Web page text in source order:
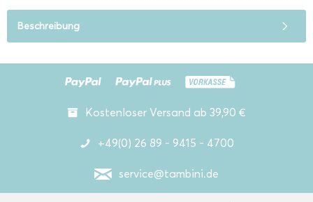
Beschreibung
Kostenloser Versand ab 39,90 €
+49(0) 26 89 - 9415 - 4700
service@tambini.de